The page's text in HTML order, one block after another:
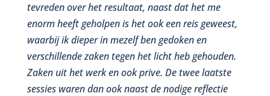
tevreden over het resultaat, naast dat het me
enorm heeft geholpen is het ook een reis geweest,
waarbij ik dieper in mezelf ben gedoken en
verschillende zaken tegen het licht heb gehouden.
Zaken uit het werk en ook prive. De twee laatste
sessies waren dan ook naast de nodige reflectie